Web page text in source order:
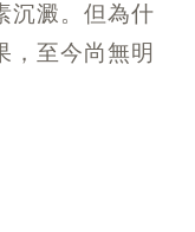
沉澱。但為什
，至今尚無明